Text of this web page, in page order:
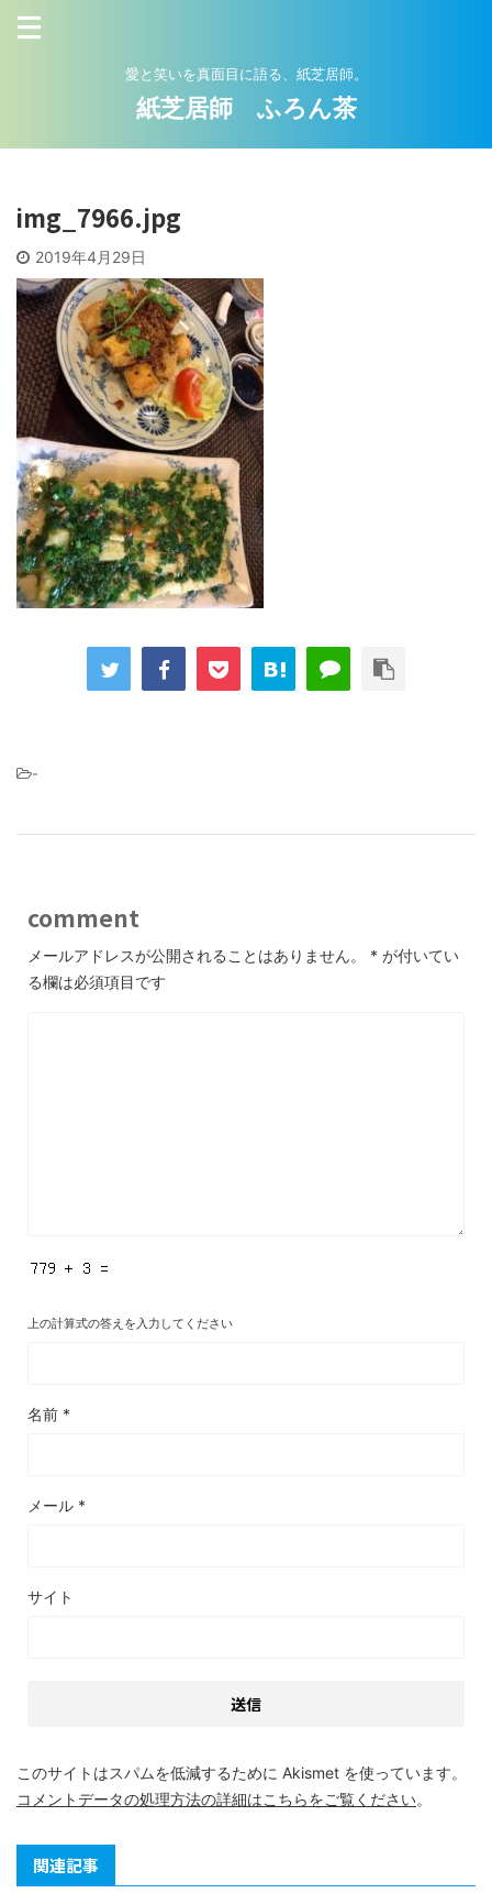
愛と笑いを真面目に語る、紙芝居師。
紙芝居師 ふろん茶
img_7966.jpg
2019年4月29日
-
comment
メールアドレスが公開されることはありません。 * が付いてい
る欄は必須項目です
上の計算式の答えを入力してください
名前 *
メール *
サイト
このサイトはスパムを低減するために Akismet を使っています。
コメントデータの処理方法の詳細はこちらをご覧ください。
関連記事